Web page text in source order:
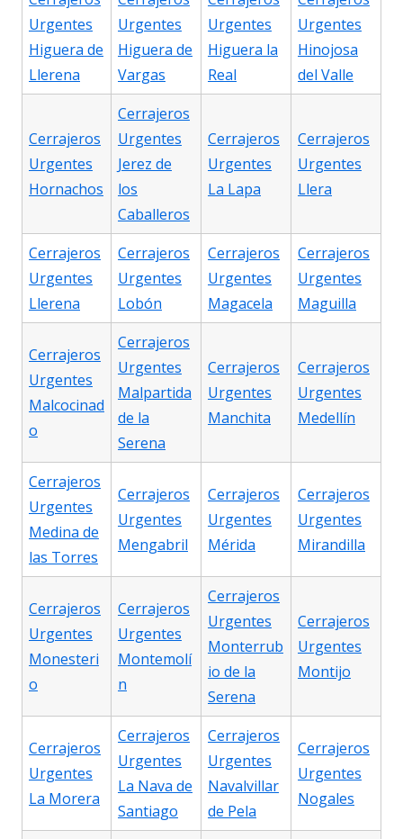
Urgentes
Higuera de
Llerena
Urgentes
Higuera de
Vargas
Urgentes
Higuera la
Real
Urgentes
Hinojosa
del Valle
Cerrajeros
Urgentes
Hornachos
Cerrajeros
Urgentes
Jerez de
los
Caballeros
Cerrajeros
Urgentes
La Lapa
Cerrajeros
Urgentes
Llera
Cerrajeros
Urgentes
Llerena
Cerrajeros
Urgentes
Lobón
Cerrajeros
Urgentes
Magacela
Cerrajeros
Urgentes
Maguilla
Cerrajeros
Urgentes
Malcocinad
o
Cerrajeros
Urgentes
Malpartida
de la
Serena
Cerrajeros
Urgentes
Manchita
Cerrajeros
Urgentes
Medellín
Cerrajeros
Urgentes
Medina de
las Torres
Cerrajeros
Urgentes
Mengabril
Cerrajeros
Urgentes
Mérida
Cerrajeros
Urgentes
Mirandilla
Cerrajeros
Urgentes
Monesteri
o
Cerrajeros
Urgentes
Montemolí
n
Cerrajeros
Urgentes
Monterrub
io de la
Serena
Cerrajeros
Urgentes
Montijo
Cerrajeros
Urgentes
La Morera
Cerrajeros
Urgentes
La Nava de
Santiago
Cerrajeros
Urgentes
Navalvillar
de Pela
Cerrajeros
Urgentes
Nogales